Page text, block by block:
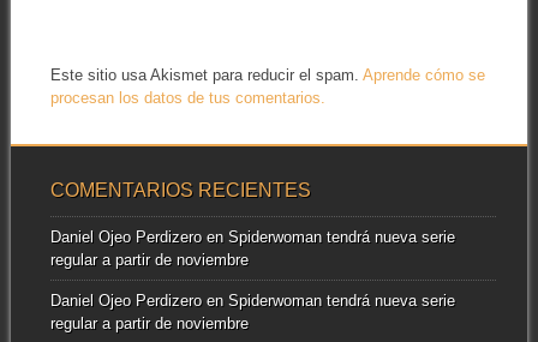
Este sitio usa Akismet para reducir el spam. Aprende cómo se
procesan los datos de tus comentarios.
COMENTARIOS RECIENTES
Daniel Ojeo Perdizeroen Spiderwoman tendrá nueva serie
regular a partir de noviembre
Daniel Ojeo Perdizeroen Spiderwoman tendrá nueva serie
regular a partir de noviembre